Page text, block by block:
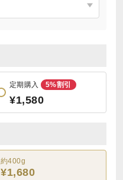
定期購入 5%割引
¥1,580
約400g
¥1,680